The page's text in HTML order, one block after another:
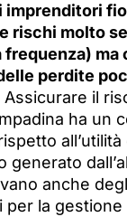
imprenditori
rischi molto
frequenza) ma
perdite
Assicurare il
ha un
generato
anche
per la gestione